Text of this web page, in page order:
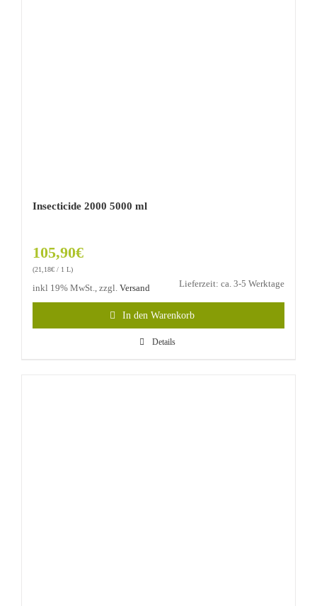
Insecticide 2000 5000 ml
105,90€
(21,18€ / 1 L)
inkl 19% MwSt., zzgl. Versand Lieferzeit: ca. 3-5 Werktage
In den Warenkorb
Details